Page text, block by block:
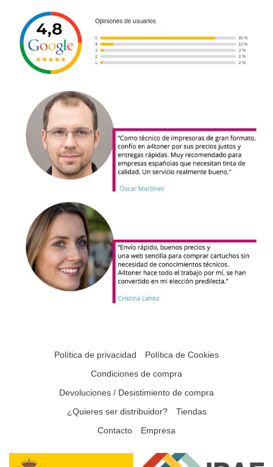
Política de privacidad
Política de Cookies
Condiciones de compra
Devoluciones / Desistimiento de compra
¿Quieres ser distribuidor?
Tiendas
Contacto
Empresa